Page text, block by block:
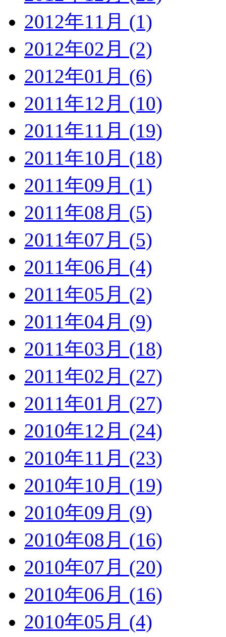
2012年11月 (1)
2012年02月 (2)
2012年01月 (6)
2011年12月 (10)
2011年11月 (19)
2011年10月 (18)
2011年09月 (1)
2011年08月 (5)
2011年07月 (5)
2011年06月 (4)
2011年05月 (2)
2011年04月 (9)
2011年03月 (18)
2011年02月 (27)
2011年01月 (27)
2010年12月 (24)
2010年11月 (23)
2010年10月 (19)
2010年09月 (9)
2010年08月 (16)
2010年07月 (20)
2010年06月 (16)
2010年05月 (4)